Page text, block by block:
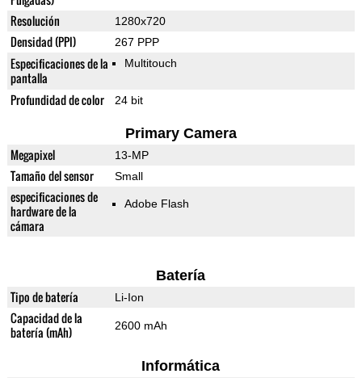
Resolución
1280x720
Densidad (PPI) 267 PPP
Especificaciones de la
pantalla
Multitouch
Profundidad de color 24 bit
Primary Camera
Megapixel 13-MP
Tamaño del sensor Small
especificaciones de
hardware de la
cámara
Adobe Flash
Batería
Tipo de batería Li-Ion
Capacidad de la
batería (mAh)
2600 mAh
Informática